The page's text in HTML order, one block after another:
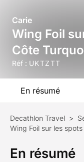
Carie
Wing Foil
Côte
Réf : UKTZTT
En résumé
Decathlon Travel >
Wing Foil sur les
En résumé